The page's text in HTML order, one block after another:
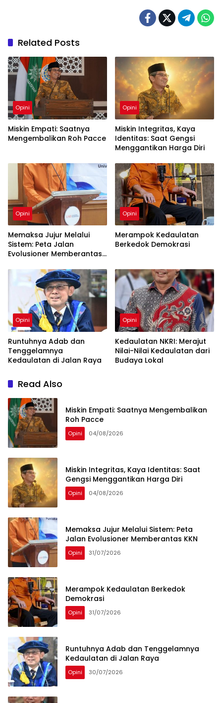
Related Posts
Opini
Miskin Empati: Saatnya
Mengembalikan Roh Pacce
Opini
Miskin Integritas, Kaya
Identitas: Saat Gengsi
Menggantikan Harga Diri
Opini
Memaksa Jujur Melalui
Sistem: Peta Jalan
Evolusioner Memberantas
Opini
Merampok Kedaulatan
Berkedok Demokrasi
Opini
Runtuhnya Adab dan
Tenggelamnya
Kedaulatan di Jalan Raya
Opini
Kedaulatan NKRI: Merajut
Nilai-Nilai Kedaulatan dari
Budaya Lokal
Read Also
Miskin Empati: Saatnya Mengembalikan
Roh Pacce
Opini 04/08/2026
Miskin Integritas, Kaya Identitas: Saat
Gengsi Menggantikan Harga Diri
Opini 04/08/2026
Memaksa Jujur Melalui Sistem: Peta
Jalan Evolusioner Memberantas KKN
Opini 31/07/2026
Merampok Kedaulatan Berkedok
Demokrasi
Opini 31/07/2026
Runtuhnya Adab dan Tenggelamnya
Kedaulatan di Jalan Raya
Opini 30/07/2026